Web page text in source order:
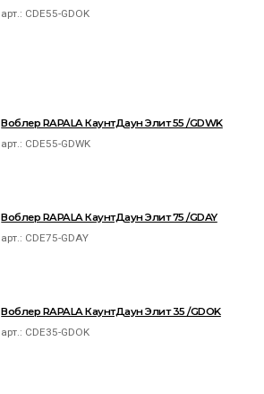
арт.: CDE55-GDOK
Воблер RAPALA КаунтДаун Элит 55 /GDWK
арт.: CDE55-GDWK
Воблер RAPALA КаунтДаун Элит 75 /GDAY
арт.: CDE75-GDAY
Воблер RAPALA КаунтДаун Элит 35 /GDOK
арт.: CDE35-GDOK